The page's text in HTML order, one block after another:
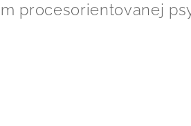
procesorientovanej